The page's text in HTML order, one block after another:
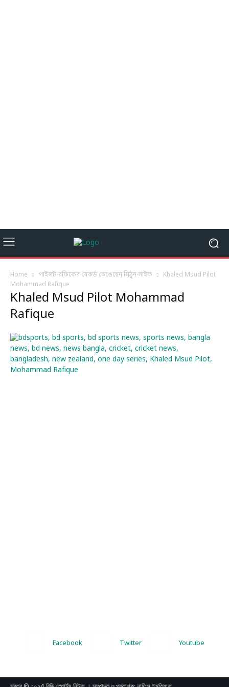
Home পাইলট-রফিকের রেকর্ড ভেঙেছেন মিঠুন-সাইফ
Khaled Msud Pilot
Mohammad Rafique
Khaled Msud Pilot Mohammad
Rafique
Facebook Twitter Youtube